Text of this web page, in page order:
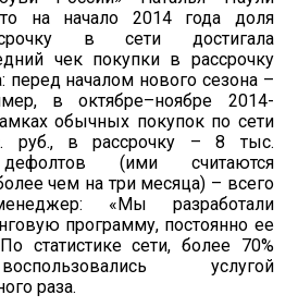
на начало 2014 года доля
в сети достигала
чек покупки в рассрочку
перед началом нового сезона –
в октябре–ноябре 2014-
обычных покупок по сети
руб., в рассрочку – 8 тыс.
(ими считаются
чем на три месяца) – всего
«Мы разработали
программу, постоянно ее
статистике сети, более 70%
услугой
раза.